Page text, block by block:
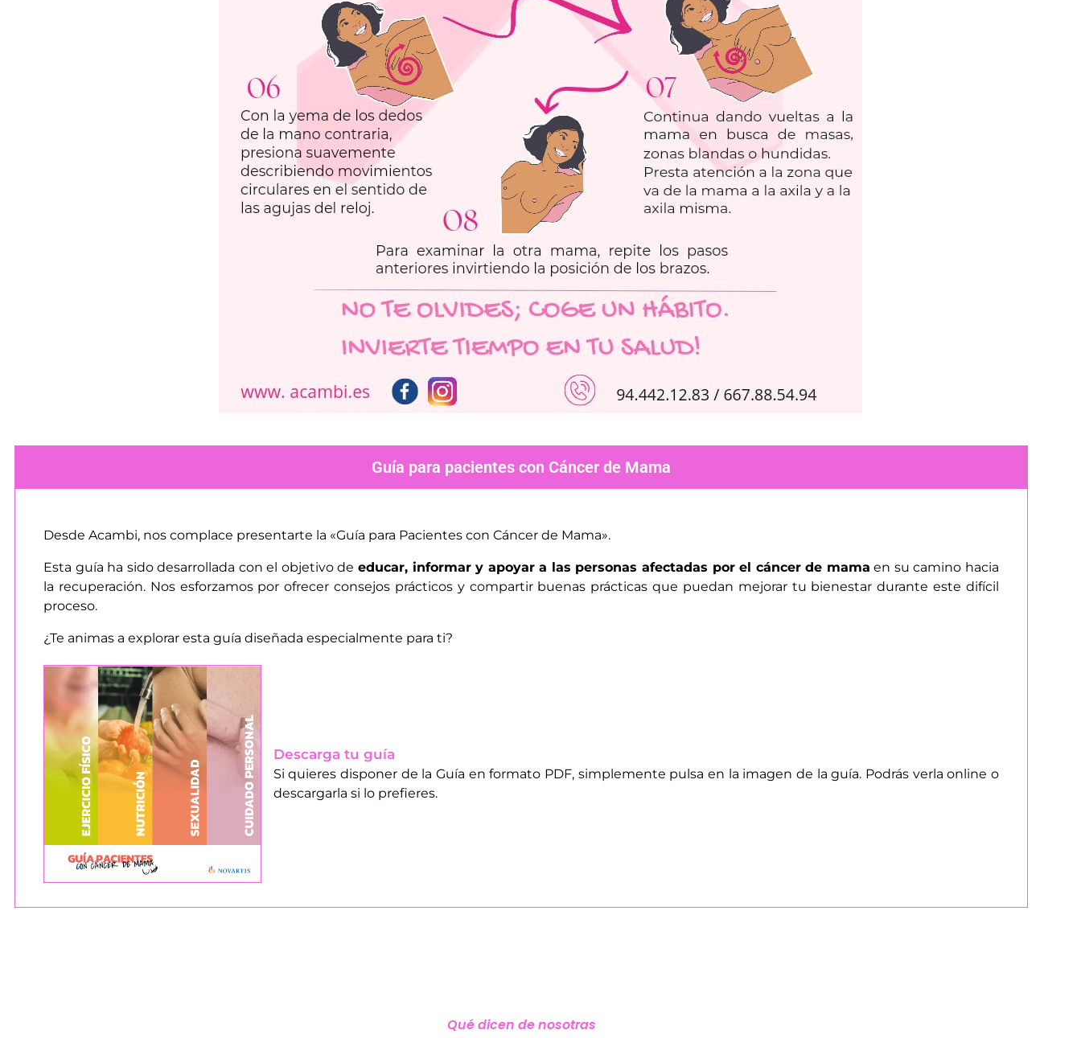
Guía para pacientes con Cáncer de Mama
Desde Acambi, nos complace presentarte la «Guía para Pacientes con Cáncer de Mama».
Esta guía ha sido desarrollada con el objetivo deeducar, informar y apoyar a las personas afectadas por el cáncer de mama en su camino hacia
la recuperación. Nos esforzamos por ofrecer consejos prácticos y compartir buenas prácticas que puedan mejorar tu bienestar durante este difícil
proceso.
¿Te animas a explorar esta guía diseñada especialmente para ti?
Descarga tu guía
Si quieres disponer de la Guía en formato PDF, simplemente pulsa en la imagen de la guía. Podrás verla online o
descargarla si lo prefieres.
Qué dicen de nosotras